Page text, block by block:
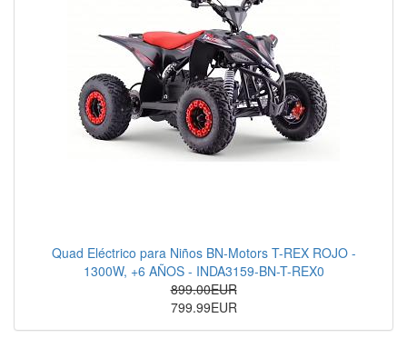
Quad Eléctrico para Niños BN-Motors T-REX ROJO -
1300W, +6 AÑOS - INDA3159-BN-T-REX0
899.00EUR
799.99EUR